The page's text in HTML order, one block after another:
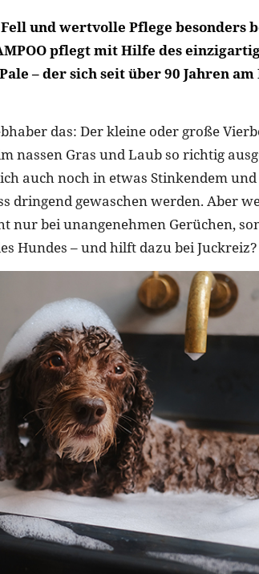
und wertvolle Pflege besonders
pflegt mit Hilfe des
– der sich seit über 90 Jahren am
das: Der kleine oder große
nassen Gras und Laub so richtig
auch noch in etwas Stinkendem und
dringend gewaschen werden. Aber
nur bei unangenehmen Gerüchen,
Hundes – und hilft dazu bei Juckreiz?